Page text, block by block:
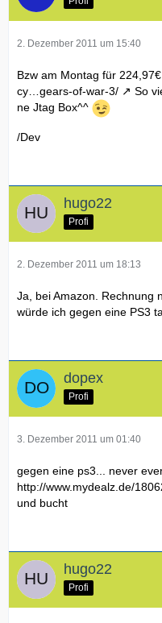
2. Dezember 2011 um 15:40
Bzw am Montag für
cy…gears-of-war-3/
So
ne Jtag Box^^
/Dev
hugo22
Profi
2. Dezember 2011 um 18:13
Ja, bei Amazon. Rechnung
würde ich gegen eine PS3
dopex
Profi
3. Dezember 2011 um 01:40
gegen eine ps3... never
http://www.mydealz.de/
und bucht
hugo22
Profi